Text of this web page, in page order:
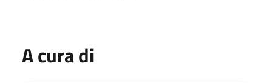
A cura di